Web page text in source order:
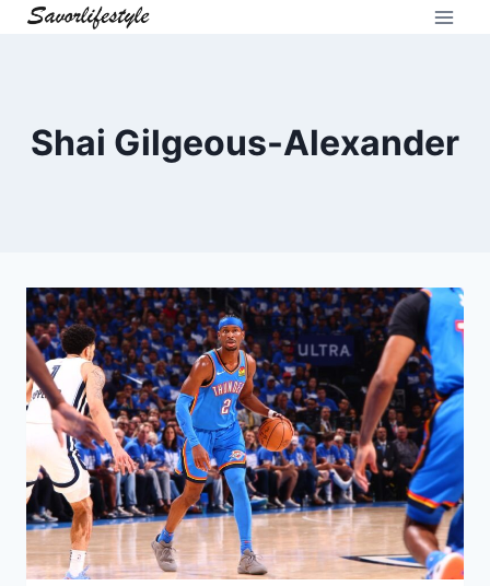
Skip
Shai Gilgeous-Alexander